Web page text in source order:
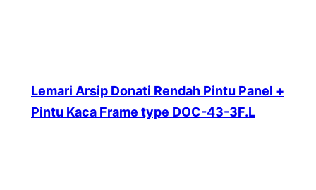
Lemari Arsip Donati Rendah Pintu Panel +
Pintu Kaca Frame type DOC-43-3F.L